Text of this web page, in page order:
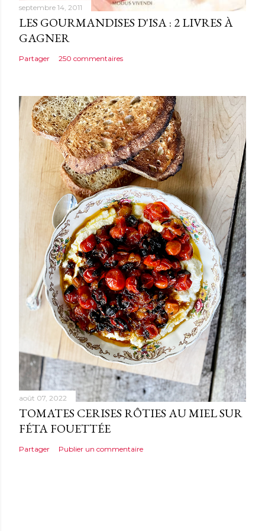
septembre 14, 2011
LES GOURMANDISES D'ISA : 2 LIVRES À
GAGNER
Partager 250 commentaires
août 07, 2022
TOMATES CERISES RÔTIES AU MIEL SUR
FÉTA FOUETTÉE
Partager Publier un commentaire